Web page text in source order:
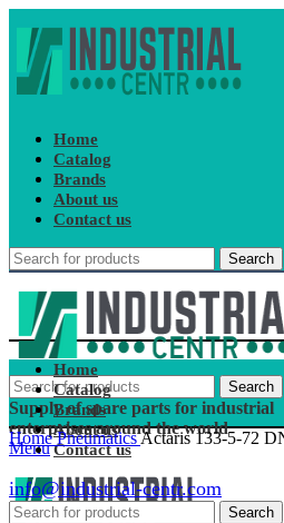
Home
Catalog
Brands
About us
Contact us
Search
Search
Supply of spare parts for industrial
enterprises around the world
Menu
Home
Catalog
Brands
About us
Contact us
info@industrial-centr.com
Search
HomePneumaticsActaris 133-5-72